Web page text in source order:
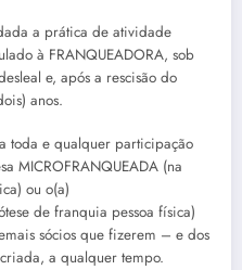
a prática de atividade
à FRANQUEADORA, sob
e, após a rescisão do
anos.
toda e qualquer participação
MICROFRANQUEADA (na
ou o(a)
de franquia pessoa física)
sócios que fizerem – e dos
a qualquer tempo.